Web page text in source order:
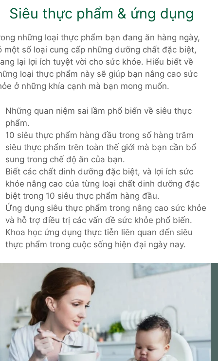
Siêu thực phẩm & ứng dụng
những loại thực phẩm bạn đang ăn hàng ngày,
một số loại cung cấp những dưỡng chất đặc biệt,
lại lợi ích tuyệt vời cho sức khỏe. Hiểu biết về
loại thực phẩm này sẽ giúp bạn nâng cao sức
ở những khía cạnh mà bạn mong muốn.
Những quan niệm sai lầm phổ biến về siêu thực
phẩm.
10 siêu thực phẩm hàng đầu trong số hàng trăm
siêu thực phẩm trên toàn thế giới mà bạn cần bổ
sung trong chế độ ăn của bạn.
Biết các chất dinh dưỡng đặc biệt, và lợi ích sức
khỏe nâng cao của từng loại chất dinh dưỡng đặc
biệt trong 10 siêu thực phẩm hàng đầu.
Ứng dụng siêu thực phẩm trong nâng cao sức khỏe
và hỗ trợ điều trị các vấn đề sức khỏe phổ biến.
Khoa học ứng dụng thực tiễn liên quan đến siêu
thực phẩm trong cuộc sống hiện đại ngày nay.